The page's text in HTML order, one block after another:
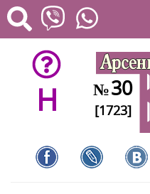
H №30
[1723]